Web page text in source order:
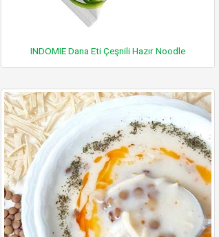
INDOMIE Dana Eti Çeşnili Hazır Noodle